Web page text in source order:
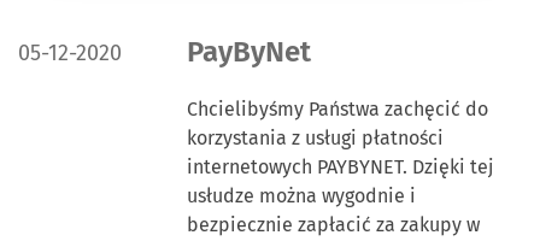
DATA PUBLIKACJI:
05-12-2020 PayByNet
Chcielibyśmy Państwa zachęcić do
korzystania z usługi płatności
internetowych PAYBYNET. Dzięki tej
usłudze można wygodnie i
bezpiecznie zapłacić za zakupy w